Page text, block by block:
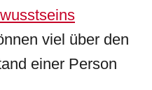
viel über den
einer Person